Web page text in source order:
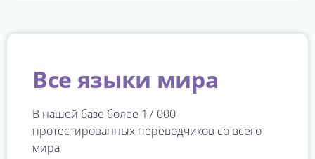
Все языки мира
В нашей базе более 17 000
протестированных переводчиков со всего
мира